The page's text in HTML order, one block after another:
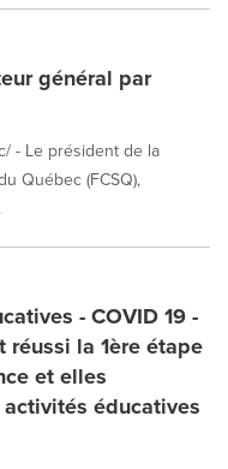
général par
- Le président de la
Québec (FCSQ),
- COVID 19 -
réussi la 1ère étape
et elles
éducatives